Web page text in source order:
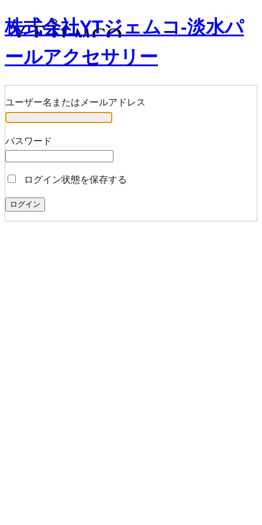
株式会社YTジェムコ-淡水パ
ールアクセサリー
ユーザー名またはメールアドレス
パスワード
ログイン状態を保存する